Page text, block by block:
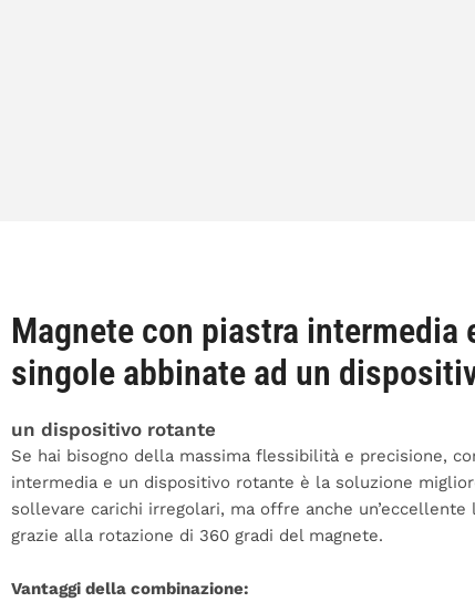
Magnete con piastra intermedia
singole abbinate ad un
un dispositivo rotante
Se hai bisogno della massima flessibilità e precisione,
intermedia e un dispositivo rotante è la soluzione
sollevare carichi irregolari, ma offre anche
grazie alla rotazione di 360 gradi del magnete.
Vantaggi della combinazione: